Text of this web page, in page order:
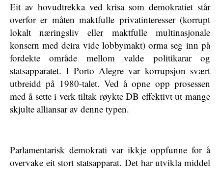
Eit av hovudtrekka ved krisa som demokratiet står
overfor er måten maktfulle privatinteresser (korrupt
lokalt næringsliv eller maktfulle multinasjonale
konsern med deira vide lobbymakt) orma seg inn på
fordekte område mellom valde politikarar og
statsapparatet. I Porto Alegre var korrupsjon svært
utbreidd på 1980-talet. Ved å opne opp prosessen
med å sette i verk tiltak røykte DB effektivt ut mange
skjulte alliansar av denne typen.
Parlamentarisk demokrati var ikkje oppfunne for å
overvake eit stort statsapparat. Det har utvikla middel